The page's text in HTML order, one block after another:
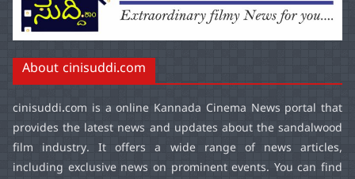
About cinisuddi.com
cinisuddi.com is a online Kannada Cinema News portal that
provides the latest news and updates about the sandalwood
film industry. It offers a wide range of news articles,
including exclusive news on prominent events. You can find